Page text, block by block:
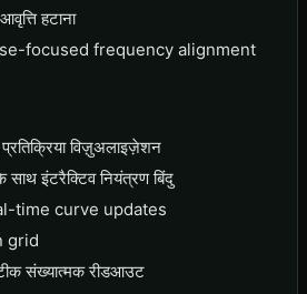
हटाना
focused frequency alignment
विज़ुअलाइज़ेशन
साथ इंटरैक्टिव नियंत्रण बिंदु
time curve updates
grid
संख्यात्मक रीडआउट